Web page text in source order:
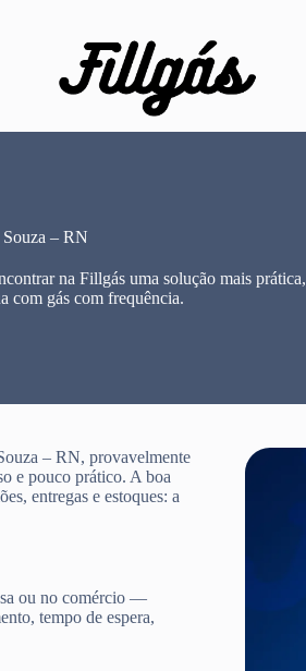
– RN
na Fillgás uma solução mais prática,
com gás com frequência.
– RN, provavelmente
e pouco prático. A boa
entregas e estoques: a
ou no comércio —
tempo de espera,